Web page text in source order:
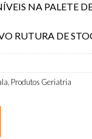
NA PALETE
RUTURA DE
Produtos Geriatria